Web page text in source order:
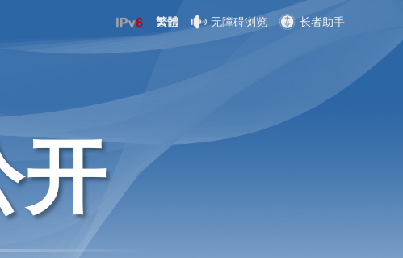
繁體 无障碍浏览 长者助手
开